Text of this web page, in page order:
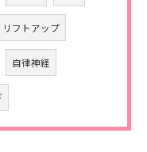
リフトアップ
自律神経